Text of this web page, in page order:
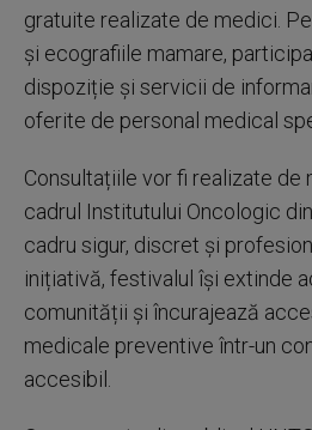
gratuite realizate de medici.
și ecografiile mamare,
dispoziție și servicii de
oferite de personal medical
Consultațiile vor fi realizate
cadrul Institutului Oncologic
cadru sigur, discret și
inițiativă, festivalul își extinde
comunității și încurajează
medicale preventive într-un
accesibil.